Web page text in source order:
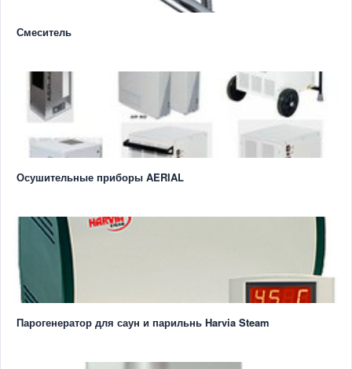
Смеситель
Осушительные приборы AERIAL
Парогенератор для саун и парильнь Harvia Steam